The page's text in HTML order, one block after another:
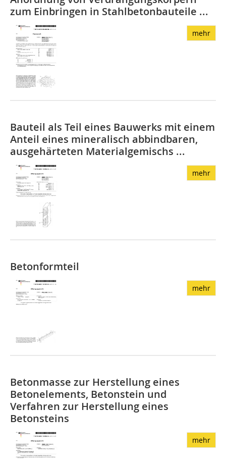
zum Einbringen in Stahlbetonbauteile ...
mehr
Bauteil als Teil eines Bauwerks mit einem
Anteil eines mineralisch abbindbaren,
ausgehärteten Materialgemischs ...
mehr
Betonformteil
mehr
Betonmasse zur Herstellung eines
Betonelements, Betonstein und
Verfahren zur Herstellung eines
Betonsteins
mehr